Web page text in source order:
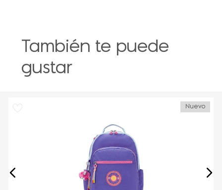
También te puede
gustar
Nuevo